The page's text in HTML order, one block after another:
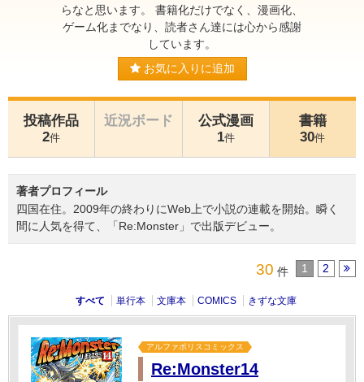
らなと思います。 書籍化だけでなく、漫画化、
ゲーム化までなり、読者さん達には心から感謝
しています。
お気に入りに追加
投稿作品
2件
近況ボード
公式漫画
1件
書籍
30件
著者プロフィール
四国在住。2009年の終わりにWeb上で小説の連載を開始。瞬く
間に人気を得て、「Re:Monster」で出版デビュー。
30 件 1 2
すべて 単行本 文庫本 COMICS きずな文庫
アルファポリスコミックス
Re:Monster14